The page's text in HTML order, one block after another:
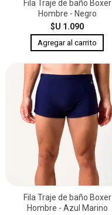
Fila Traje de baño Boxer
Hombre - Negro
$U 1.090
Fila Traje de baño Boxer
Hombre - Azul Marino